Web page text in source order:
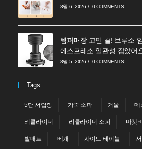
8월 6, 2026 / 0 COMMENTS
템퍼매장 고민 끝! 브루소
에스프레소 일관성 잡았어
8월 5, 2026 / 0 COMMENTS
Tags
5단 서랍장 가죽 소파 거울 데
리클라이너 리클라이너 소파 마켓비
발매트 베개 사이드 테이블